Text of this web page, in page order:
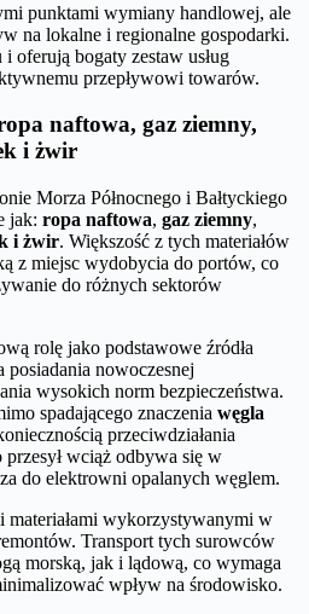
punktami wymiany handlowej, ale
na lokalne i regionalne gospodarki.
oferują bogaty zestaw usług
przepływowi towarów.
naftowa, gaz ziemny,
i żwir
Morza Północnego i Bałtyckiego
jak: ropa naftowa, gaz ziemny,
i żwir. Większość z tych materiałów
z miejsc wydobycia do portów, co
do różnych sektorów
rolę jako podstawowe źródła
nowoczesnej
wysokich norm bezpieczeństwa.
spadającego znaczenia węgla
przeciwdziałania
wciąż odbywa się w
do elektrowni opalanych węglem.
materiałami wykorzystywanymi w
Transport tych surowców
morską, jak i lądową, co wymaga
wpływ na środowisko.